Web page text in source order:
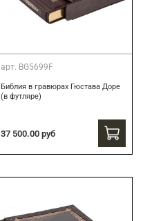
арт. BG5699F
Библия в гравюрах Гюстава Доре
(в футляре)
37 500.00 руб